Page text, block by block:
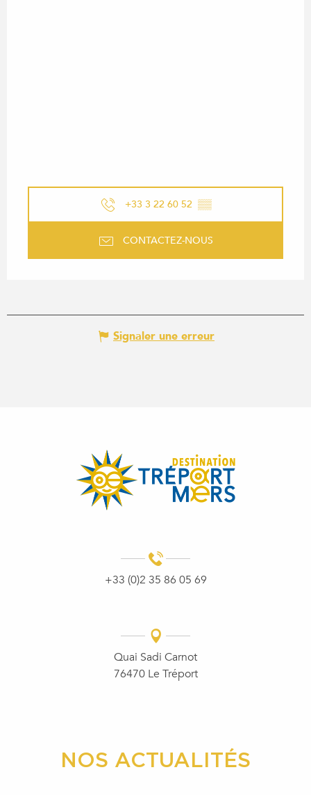
+33 3 22 60 52 ▒▒
CONTACTEZ-NOUS
Signaler une erreur
+33 (0)2 35 86 05 69
Quai Sadi Carnot
76470 Le Tréport
NOS ACTUALITÉS